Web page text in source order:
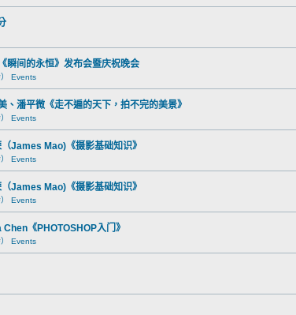
瞬间的永恒》发布会暨庆祝晚会
） Events
潘平微《走不遍的天下，拍不完的美景》
） Events
James Mao)《摄影基础知识》
） Events
James Mao)《摄影基础知识》
） Events
《PHOTOSHOP入门》
） Events